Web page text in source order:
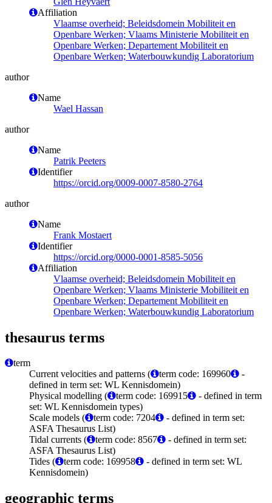
Affiliation
Vlaamse overheid; Beleidsdomein Mobiliteit en
Openbare Werken; Vlaams Ministerie Mobiliteit en
Openbare Werken; Departement Mobiliteit en
Openbare Werken; Waterbouwkundig Laboratorium
author
Name
Wael Hassan
author
Name
Patrik Peeters
Identifier
https://orcid.org/0009-0007-8580-2764
author
Name
Frank Mostaert
Identifier
https://orcid.org/0000-0001-8585-5056
Affiliation
Vlaamse overheid; Beleidsdomein Mobiliteit en
Openbare Werken; Vlaams Ministerie Mobiliteit en
Openbare Werken; Departement Mobiliteit en
Openbare Werken; Waterbouwkundig Laboratorium
thesaurus terms
term
Current velocities and patterns (
term code: 169960
-
defined in term set: WL Kennisdomein)
Physical modelling (
term code: 169915
- defined in term
set: WL Kennisdomein types)
Scale models (
term code: 7204
- defined in term set:
ASFA Thesaurus List)
Tidal currents (
term code: 8567
- defined in term set:
ASFA Thesaurus List)
Tides (
term code: 169958
- defined in term set: WL
Kennisdomein)
geographic terms